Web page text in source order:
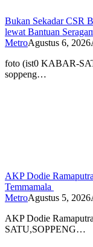
Bukan Sekadar CSR
lewat Bantuan
MetroAgustus 6, 2026
foto (ist0 KABAR-
soppeng…
AKP Dodie
Temmamala
MetroAgustus 5, 2026
AKP Dodie
SATU,SOPPENG…